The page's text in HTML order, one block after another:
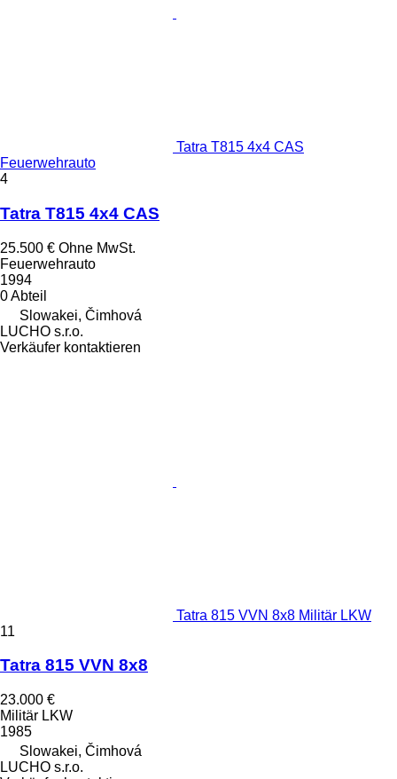
Tatra T815 4x4 CAS
Feuerwehrauto
4
Tatra T815 4x4 CAS
25.500 € Ohne MwSt.
Feuerwehrauto
1994
0 Abteil
Slowakei, Čimhová
LUCHO s.r.o.
Verkäufer kontaktieren
Tatra 815 VVN 8x8 Militär LKW
11
Tatra 815 VVN 8x8
23.000 €
Militär LKW
1985
Slowakei, Čimhová
LUCHO s.r.o.